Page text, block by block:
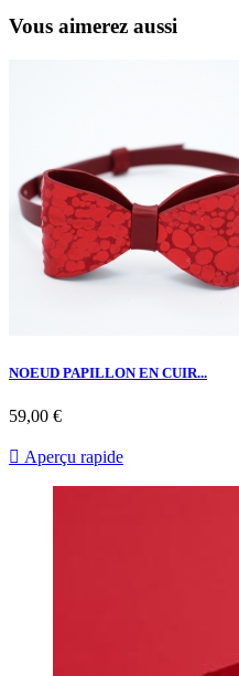
Vous aimerez aussi
NOEUD PAPILLON EN CUIR...
59,00 €
 Aperçu rapide